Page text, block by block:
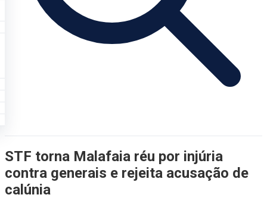
STF torna Malafaia réu por injúria
contra generais e rejeita acusação de
calúnia